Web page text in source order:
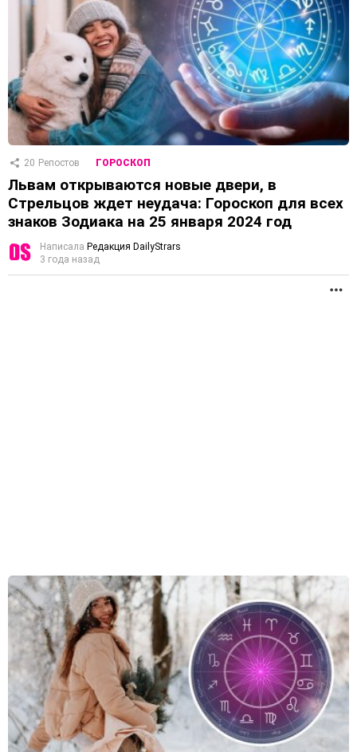
20 Репостов ГОРОСКОП
Львам открываются новые двери, в
Стрельцов ждет неудача: Гороскоп для всех
знаков Зодиака на 25 января 2024 год
Написала Редакция DailyStrars
3 года назад